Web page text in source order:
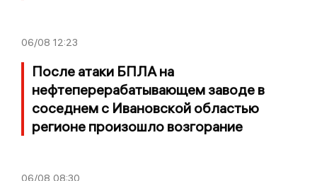
06/08 12:23
После атаки БПЛА на
нефтеперерабатывающем заводе в
соседнем с Ивановской областью
регионе произошло возгорание
06/08 08:30